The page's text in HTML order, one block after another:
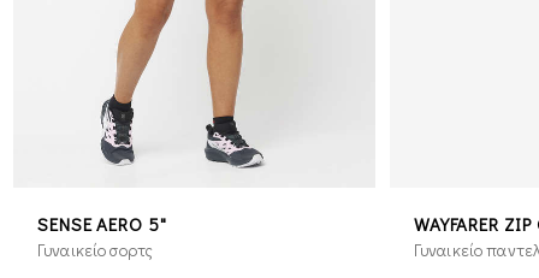
SENSE AERO 5"
Γυναικείο σορτς
WAYFARER ZIP
Γυναικείο